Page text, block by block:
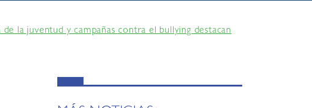
de la juventud y campañas contra el bullying destacan